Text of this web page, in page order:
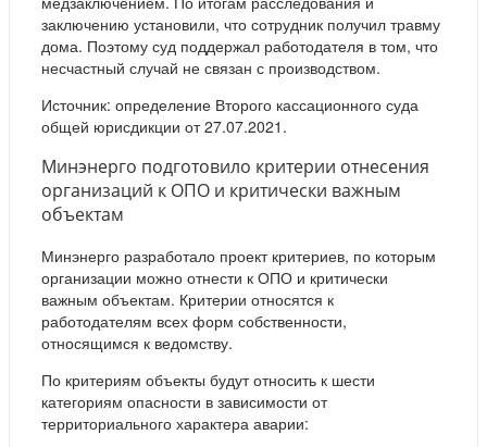
заключению установили, что сотрудник получил травму
дома. Поэтому суд поддержал работодателя в том, что
несчастный случай не связан с производством.
Источник: определение Второго кассационного суда
общей юрисдикции от 27.07.2021.
Минэнерго подготовило критерии отнесения
организаций к ОПО и критически важным
объектам
Минэнерго разработало проект критериев, по которым
организации можно отнести к ОПО и критически
важным объектам. Критерии относятся к
работодателям всех форм собственности,
относящимся к ведомству.
По критериям объекты будут относить к шести
категориям опасности в зависимости от
территориального характера аварии: